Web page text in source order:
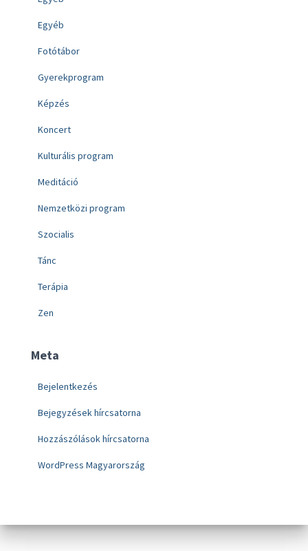
Egyéb
Fotótábor
Gyerekprogram
Képzés
Koncert
Kulturális program
Meditáció
Nemzetközi program
Szocialis
Tánc
Terápia
Zen
Meta
Bejelentkezés
Bejegyzések hírcsatorna
Hozzászólások hírcsatorna
WordPress Magyarország